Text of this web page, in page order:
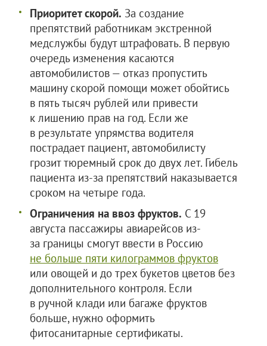
Приоритет скорой. За создание
препятствий работникам экстренной
медслужбы будут штрафовать. В первую
очередь изменения касаются
автомобилистов — отказ пропустить
машину скорой помощи может обойтись
в пять тысяч рублей или привести
к лишению прав на год. Если же
в результате упрямства водителя
пострадает пациент, автомобилисту
грозит тюремный срок до двух лет. Гибель
пациента из-за препятствий наказывается
сроком на четыре года.
Ограничения на ввоз фруктов. С 19
августа пассажиры авиарейсов из-
за границы смогут ввести в Россию
не больше пяти килограммов фруктов
или овощей и до трех букетов цветов без
дополнительного контроля. Если
в ручной клади или багаже фруктов
больше, нужно оформить
фитосанитарные сертификаты.